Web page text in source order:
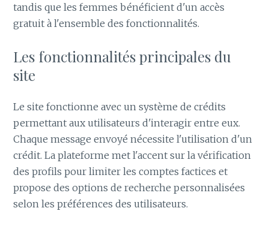
tandis que les femmes bénéficient d'un accès
gratuit à l'ensemble des fonctionnalités.
Les fonctionnalités principales du
site
Le site fonctionne avec un système de crédits
permettant aux utilisateurs d'interagir entre eux.
Chaque message envoyé nécessite l'utilisation d'un
crédit. La plateforme met l'accent sur la vérification
des profils pour limiter les comptes factices et
propose des options de recherche personnalisées
selon les préférences des utilisateurs.